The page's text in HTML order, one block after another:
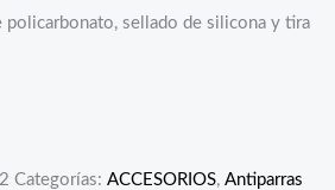
sellado de silicona y tira
Categorías: ACCESORIOS, Antiparras